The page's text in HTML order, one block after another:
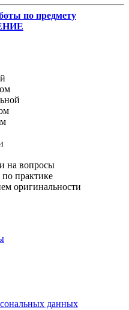
по предмету
на вопросы
по практике
оригинальности
данных